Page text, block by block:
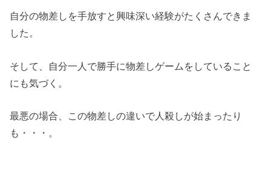
自分の物差しを手放すと興味深い経験がたくさんできま
した。
そして、自分一人で勝手に物差しゲームをしていること
にも気づく。
最悪の場合、この物差しの違いで人殺しが始まったり
も・・・。